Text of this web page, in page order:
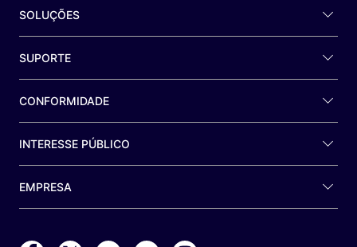
SOLUÇÕES
SUPORTE
CONFORMIDADE
INTERESSE PÚBLICO
EMPRESA